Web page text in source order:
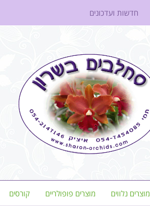
מוצרים נלווים מוצרים פופולריים קורסים
חדשות ועדכונים